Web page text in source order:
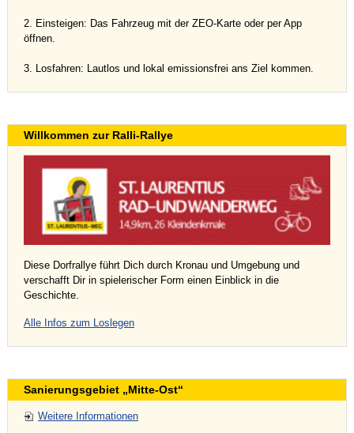
2. Einsteigen: Das Fahrzeug mit der ZEO-Karte oder per App
öffnen.
3. Losfahren: Lautlos und lokal emissionsfrei ans Ziel kommen.
Willkommen zur Ralli-Rallye
Diese Dorfrallye führt Dich durch Kronau und Umgebung und
verschafft Dir in spielerischer Form einen Einblick in die
Geschichte.
Alle Infos zum Loslegen
Sanierungsgebiet „Mitte-Ost“
Weitere Informationen